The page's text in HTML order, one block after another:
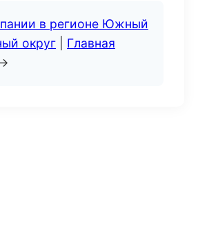
в регионе Южный
округ
Главная